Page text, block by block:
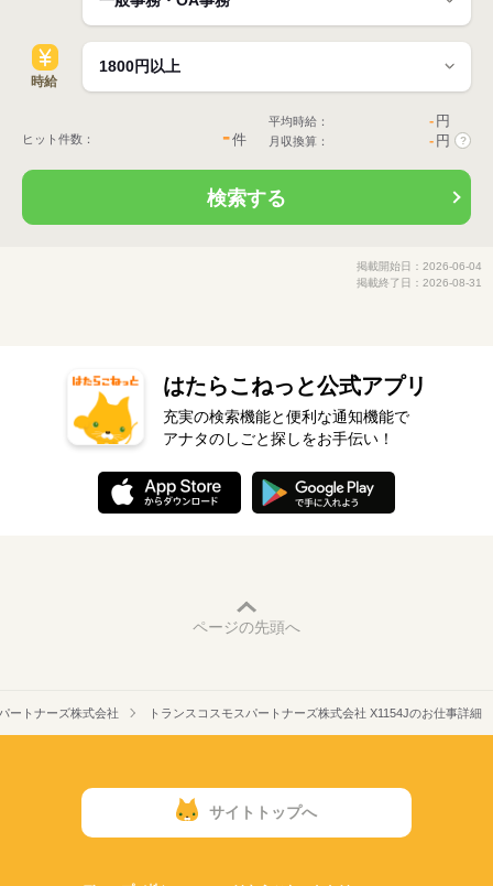
時給
ヒット件数： -件
平均時給： - 円
月収換算： - 円 ?
検索する
掲載開始日：2026-06-04
掲載終了日：2026-08-31
はたらこねっと公式アプリ
充実の検索機能と便利な通知機能で
アナタのしごと探しをお手伝い！
ページの先頭へ
ートナーズ株式会社 トランスコスモスパートナーズ株式会社 X1154Jのお仕事詳細
サイトトップへ